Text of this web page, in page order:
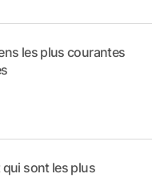
les plus courantes
qui sont les plus